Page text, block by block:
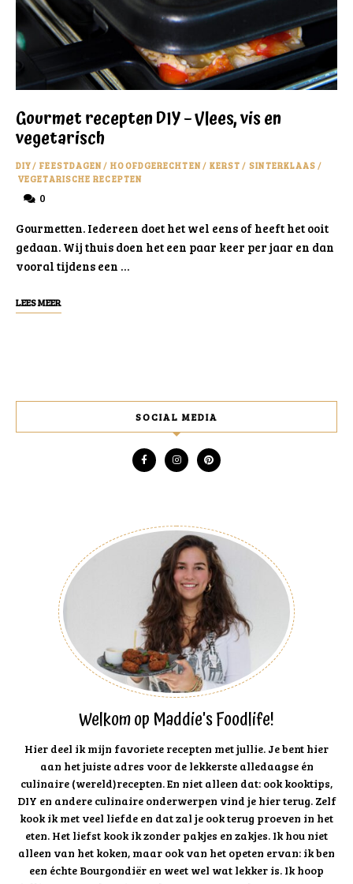
Gourmet recepten DIY – Vlees, vis en
vegetarisch
DIY/ FEESTDAGEN/ HOOFDGERECHTEN/ KERST / SINTERKLAAS /
VEGETARISCHE RECEPTEN
0
Gourmetten. Iedereen doet het wel eens of heeft het ooit
gedaan. Wij thuis doen het een paar keer per jaar en dan
vooral tijdens een …
LEES MEER
SOCIAL MEDIA
Welkom op Maddie's Foodlife!
Hier deel ik mijn favoriete recepten met jullie. Je bent hier
aan het juiste adres voor de lekkerste alledaagse én
culinaire (wereld)recepten. En niet alleen dat: ook kooktips,
DIY en andere culinaire onderwerpen vind je hier terug. Zelf
kook ik met veel liefde en dat zal je ook terug proeven in het
eten. Het liefst kook ik zonder pakjes en zakjes. Ik hou niet
alleen van het koken, maar ook van het opeten ervan: ik ben
een échte Bourgondiër en weet wel wat lekker is. Ik hoop